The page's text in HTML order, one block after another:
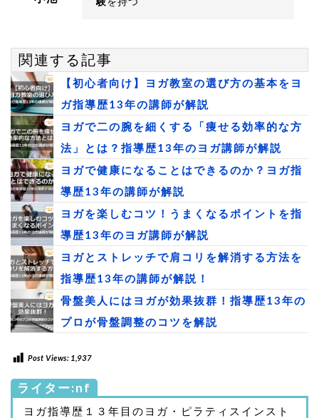
関連する記事
【初心者向け】ヨガ教室の選び方の基本をヨ
ガ指導歴13年の講師が解説
ヨガで二の腕を細くする「痩せる効率的な方
法」とは？指導歴13年のヨガ講師が解説
ヨガで健康になることはできるのか？ヨガ指
導歴13年の講師が解説
ヨガを楽しむコツ！うまくなるポイントを指
導歴13年のヨガ講師が解説
ヨガとストレッチで肩コリを解消する方法を
指導歴13年の講師が解説！
骨盤美人にはヨガが効果抜群！指導歴13年の
プロが骨盤調整のコツを解説
Post Views: 1,937
ライター:nf
ヨガ指導歴１３年目のヨガ・ピラティスインスト